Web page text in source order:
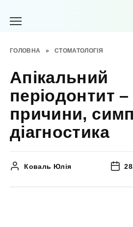
ГОЛОВНА » СТОМАТОЛОГІЯ
Апікальний
періодонтит –
причини,
діагностика
Коваль Юлія